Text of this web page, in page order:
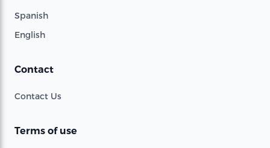
Spanish
English
Contact
Contact Us
Terms of use